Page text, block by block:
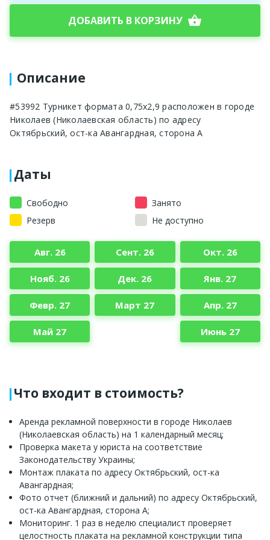
ДОБАВИТЬ В КОРЗИНУ shopping_basket
Описание
#53992 Турникет формата 0,75x2,9 расположен в городе
Николаев (Николаевская область) по адресу
Октябрьский, ост-ка Авангардная, сторона A
Даты
Свободно
Занято
Резерв
Не доступно
Авг. 26 Сент. 26 Окт. 26
Нояб. 26 Дек. 26 Янв. 27
Февр. 27 Март 27 Апр. 27
Май 27 Июнь 27
Что входит в стоимость?
Аренда рекламной поверхности в городе Николаев
(Николаевская область) на 1 календарный месяц;
Проверка макета у юриста на соответствие
Законодательству Украины;
Монтаж плаката по адресу Октябрьский, ост-ка
Авангардная;
Фото отчет (ближний и дальний) по адресу Октябрьский,
ост-ка Авангардная, сторона A;
Мониторинг. 1 раз в неделю специалист проверяет
целостность плаката на рекламной конструкции типа